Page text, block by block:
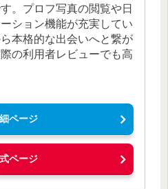
。プロフ写真の閲覧や日
ション機能が充実してい
本格的な出会いへと繋が
の利用者レビューでも高
ページ
ページ